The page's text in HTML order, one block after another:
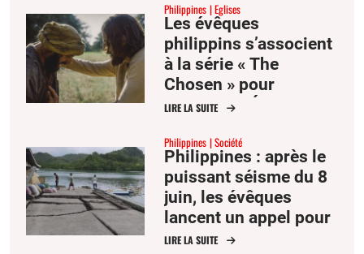
Philippines Eglises
Les évêques
philippins s’associent
à la série « The
Chosen » pour
annoncer l’Évangile
LIRE LA SUITE
Philippines Société
Philippines : après le
puissant séisme du 8
juin, les évêques
lancent un appel pour
les victimes
LIRE LA SUITE